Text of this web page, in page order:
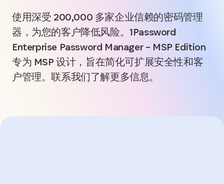
使用深受 200,000 多家企业信赖的密码管理
器，为您的客户降低风险。1Password
Enterprise Password Manager – MSP Edition
专为 MSP 设计，旨在简化可扩展安全性和客
户管理。联系我们了解更多信息。